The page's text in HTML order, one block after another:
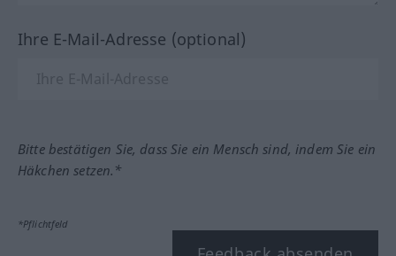
Ihre E-Mail-Adresse (optional)
Bitte bestätigen Sie, dass Sie ein Mensch sind, indem Sie ein
Häkchen setzen.*
*Pflichtfeld